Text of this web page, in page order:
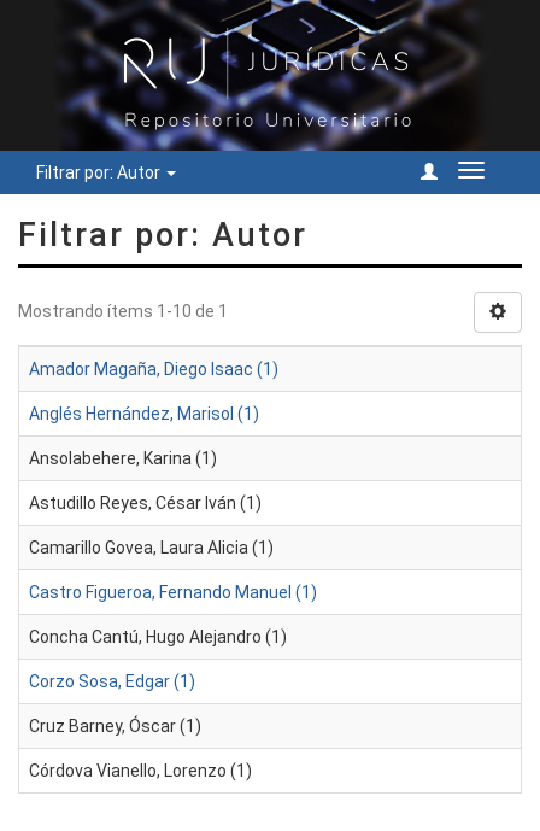
Filtrar por: Autor
Cambiar
Filtrar por: Autor
Mostrando ítems 1-10 de 1
Amador Magaña, Diego Isaac (1)
Anglés Hernández, Marisol (1)
Ansolabehere, Karina (1)
Astudillo Reyes, César Iván (1)
Camarillo Govea, Laura Alicia (1)
Castro Figueroa, Fernando Manuel (1)
Concha Cantú, Hugo Alejandro (1)
Corzo Sosa, Edgar (1)
Cruz Barney, Óscar (1)
Córdova Vianello, Lorenzo (1)